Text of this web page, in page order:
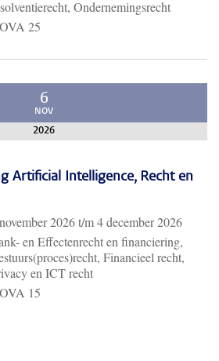
Ondernemingsrecht
25
6
NOV
2026
Artificial Intelligence, Recht en
2026t/m4 december 2026
en Effectenrecht en financiering,
Financieel recht,
en ICT recht
15